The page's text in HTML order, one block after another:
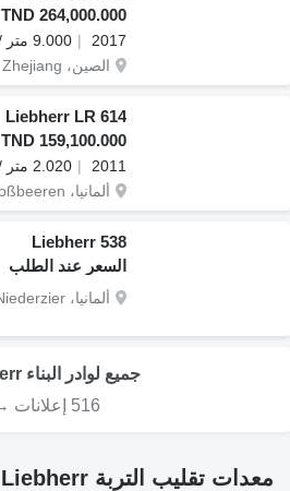
TND 264,000.000
2017
9.000 متر / ساعة
الصين، Hanghzou, Zhejiang
Liebherr LR 614
TND 159,100.000
2011
2.020 متر / ساعة
ألمانيا، Großbeeren
Liebherr 538
السعر عند الطلب
ألمانيا، Niederzier
جميع لوادر البناء Liebherr
516 إعلانات →
معدات تقليب التربة Liebherr